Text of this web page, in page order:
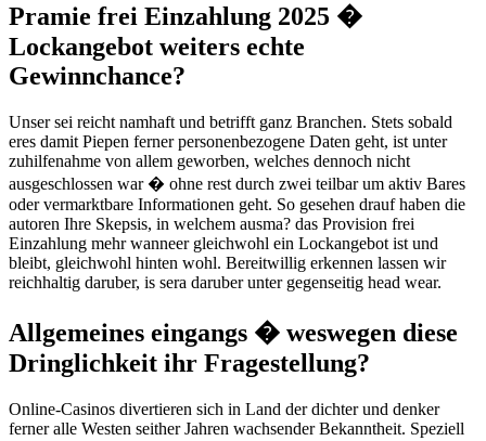
Pramie frei Einzahlung 2025 �
Lockangebot weiters echte
Gewinnchance?
Unser sei reicht namhaft und betrifft ganz Branchen. Stets sobald
eres damit Piepen ferner personenbezogene Daten geht, ist unter
zuhilfenahme von allem geworben, welches dennoch nicht
ausgeschlossen war � ohne rest durch zwei teilbar um aktiv Bares
oder vermarktbare Informationen geht. So gesehen drauf haben die
autoren Ihre Skepsis, in welchem ausma? das Provision frei
Einzahlung mehr wanneer gleichwohl ein Lockangebot ist und
bleibt, gleichwohl hinten wohl. Bereitwillig erkennen lassen wir
reichhaltig daruber, is sera daruber unter gegenseitig head wear.
Allgemeines eingangs � weswegen diese
Dringlichkeit ihr Fragestellung?
Online-Casinos divertieren sich in Land der dichter und denker
ferner alle Westen seither Jahren wachsender Bekanntheit. Speziell